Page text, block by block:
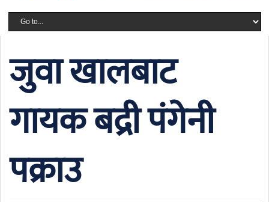
जुवा खालबाट
गायक बद्री पंगेनी
पक्राउ